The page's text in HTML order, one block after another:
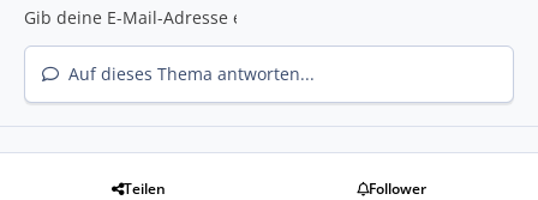
Auf dieses Thema antworten...
Teilen Follower